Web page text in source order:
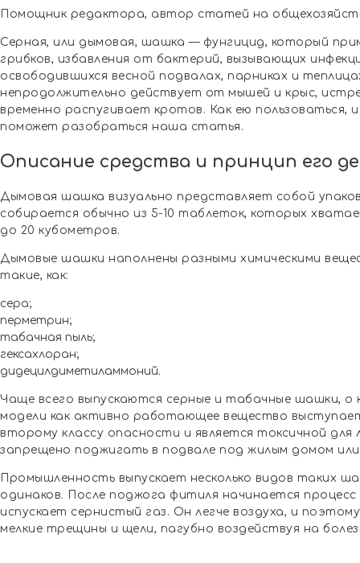
Помощник редактора, автор статей на
Серная, или дымовая, шашка — фунгицид, который
грибков, избавления от бактерий, вызывающих
освободившихся весной подвалах, парниках и
непродолжительно действует от мышей и крыс,
временно распугивает кротов. Как ею пользоваться,
поможет разобраться наша статья.
Описание средства и принцип его
Дымовая шашка визуально представляет собой
собирается обычно из 5-10 таблеток, которых
до 20 кубометров.
Дымовые шашки наполнены разными химическими
такие, как:
сера;
перметрин;
табачная пыль;
гексахлоран;
дидецилдиметиламмоний.
Чаще всего выпускаются серные и табачные шашки, о
модели как активно работающее вещество
второму классу опасности и является токсичной для
запрещено поджигать в подвале под жилым домом
Промышленность выпускает несколько видов таких
одинаков. После поджога фитиля начинается
испускает сернистый газ. Он легче воздуха, и
мелкие трещины и щели, пагубно воздействуя на